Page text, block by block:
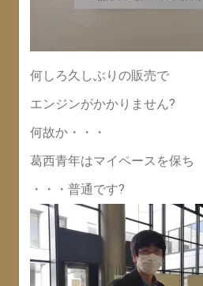
何しろ久しぶりの販売で
エンジンがかかりません?
何故か・・・
葛西青年はマイペースを保ち
・・・普通です?